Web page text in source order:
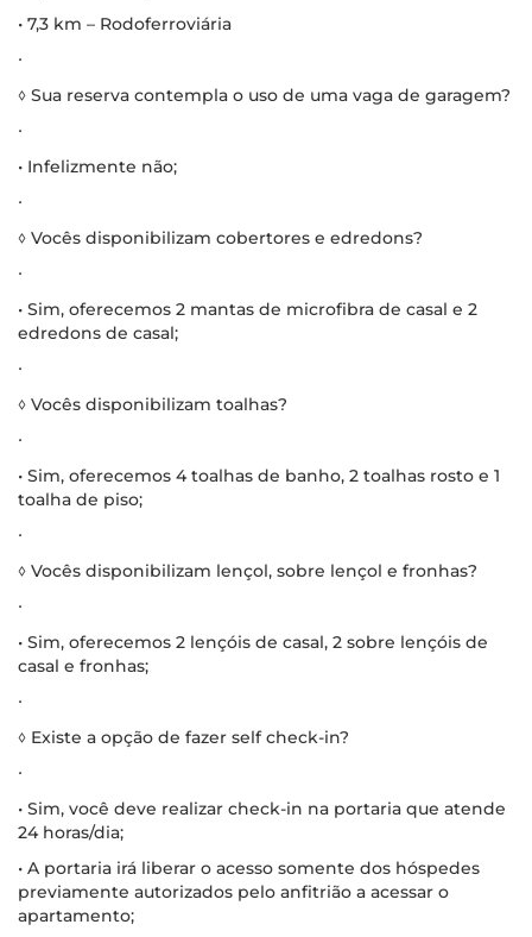
• 7,3 km – Rodoferroviária
∙
◊ Sua reserva contempla o uso de uma vaga de garagem?
∙
• Infelizmente não;
∙
◊ Vocês disponibilizam cobertores e edredons?
∙
• Sim, oferecemos 2 mantas de microfibra de casal e 2
edredons de casal;
∙
◊ Vocês disponibilizam toalhas?
∙
• Sim, oferecemos 4 toalhas de banho, 2 toalhas rosto e 1
toalha de piso;
∙
◊ Vocês disponibilizam lençol, sobre lençol e fronhas?
∙
• Sim, oferecemos 2 lençóis de casal, 2 sobre lençóis de
casal e fronhas;
∙
◊ Existe a opção de fazer self check-in?
∙
• Sim, você deve realizar check-in na portaria que atende
24 horas/dia;
• A portaria irá liberar o acesso somente dos hóspedes
previamente autorizados pelo anfitrião a acessar o
apartamento;